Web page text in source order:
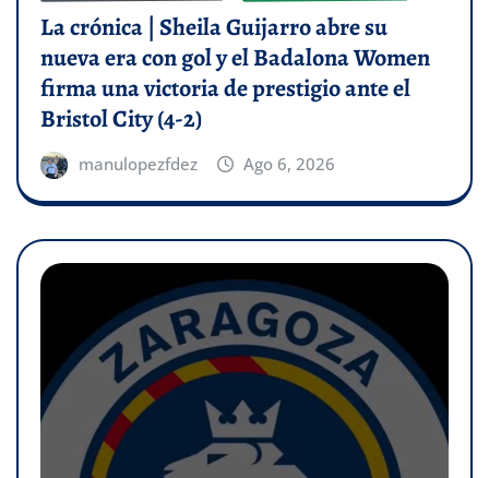
La crónica | Sheila Guijarro abre su
nueva era con gol y el Badalona Women
firma una victoria de prestigio ante el
Bristol City (4-2)
manulopezfdez Ago 6, 2026